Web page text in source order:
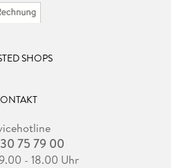
SHOPS
75 79 00
- 18.00 Uhr